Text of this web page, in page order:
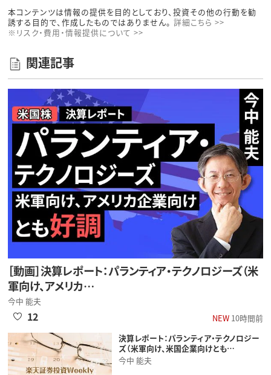
本コンテンツは情報の提供を目的としており、投資その他の行動を勧
誘する目的で、作成したものではありません。 詳細こちら >>
※リスク・費用・情報提供について >>
関連記事
［動画］決算レポート：パランティア・テクノロジーズ（米
軍向け、アメリカ…
今中 能夫
NEW10時間前
12
決算レポート：パランティア・テクノロジー
ズ（米軍向け、米国企業向けとも…
今中 能夫